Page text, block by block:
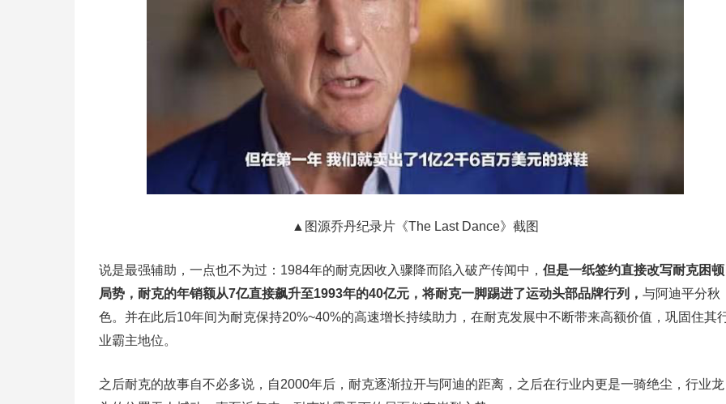
▲图源乔丹纪录片《The Last Dance》截图
说是最强辅助，一点也不为过：1984年的耐克因收入骤降而陷入破产传闻中， 但是一纸签约直接改写耐克困顿
局势，耐克的年销额从7亿直接飙升至1993年的40亿元，将耐克一脚踢进了运动头部品牌行列， 与阿迪平分秋
色。并在此后10年间为耐克保持20%~40%的高速增长持续助力，在耐克发展中不断带来高额价值，巩固住其
业霸主地位。
之后耐克的故事自不必多说，自2000年后，耐克逐渐拉开与阿迪的距离，之后在行业内更是一骑绝尘，行业龙